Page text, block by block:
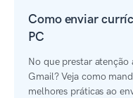
Como enviar
PC
No que prestar
Gmail? Veja como
melhores práticas ao